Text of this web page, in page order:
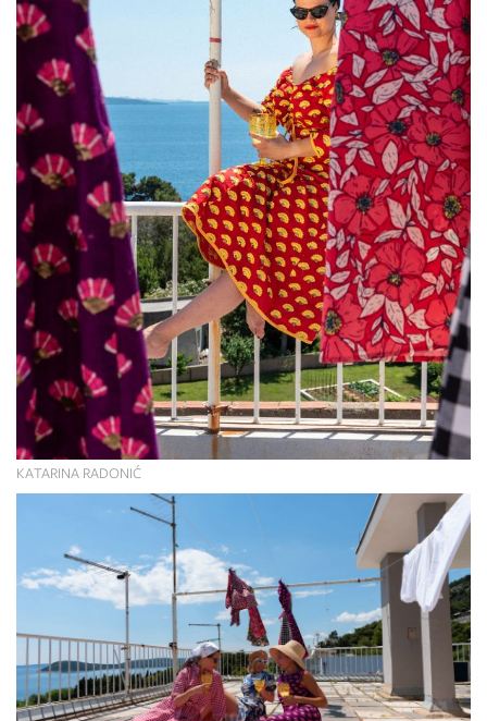
KATARINA RADONIĆ